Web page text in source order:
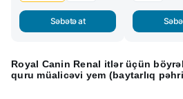
Səbətə at
Royal Canin Renal itlər üçün
quru müalicəvi yem (baytarlıq